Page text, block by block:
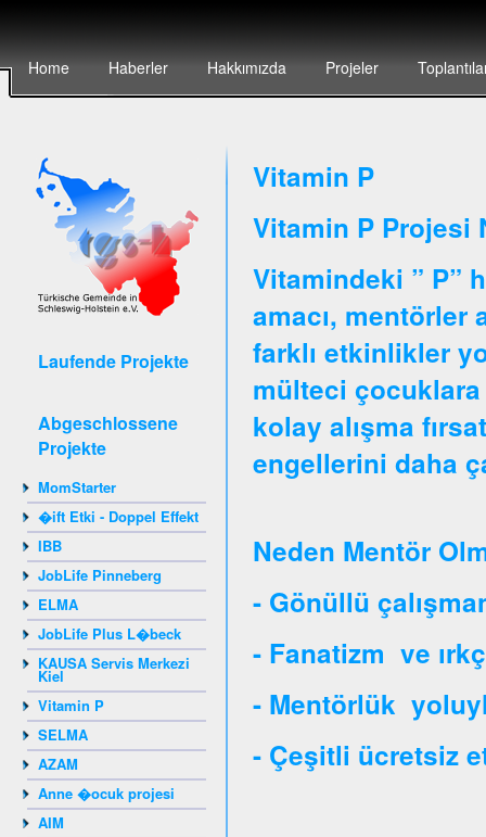
Home Haberler Hakkımızda Projeler
Laufende Projekte
Abgeschlossene
Projekte
MomStarter
�ift Etki - Doppel Effekt
IBB
JobLife Pinneberg
ELMA
JobLife Plus L�beck
KAUSA Servis Merkezi
Kiel
Vitamin P
SELMA
AZAM
Anne �ocuk projesi
AIM
Vitamin P
Vitamin P Projesi
Vitamindeki ” P”
amacı, mentörler
farklı etkinlikler
mülteci çocuklara
kolay alışma
engellerini daha
Neden Mentör
- Gönüllü
- Fanatizm ve
- Mentörlük
- Çeşitli ücretsiz